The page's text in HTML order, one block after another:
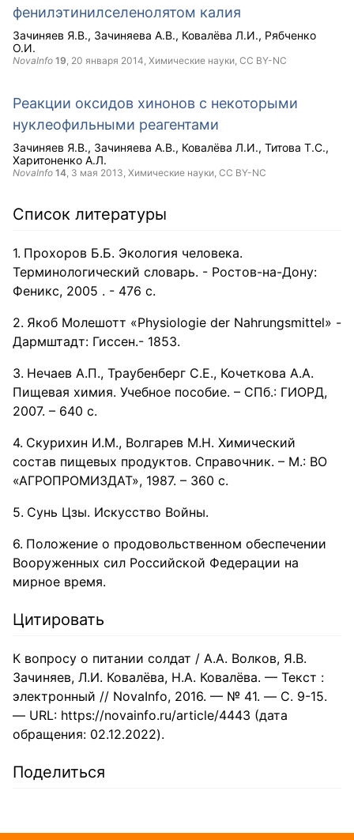
фенилэтинилселенолятом калия
Зачиняев Я.В. Зачиняева А.В. Ковалёва Л.И. Рябченко
О.И.
NovaInfo 19, 20 января 2014, Химические науки, CC BY-NC
Реакции оксидов хинонов с некоторыми
нуклеофильными реагентами
Зачиняев Я.В. Зачиняева А.В. Ковалёва Л.И. Титова Т.С.
Харитоненко А.Л.
NovaInfo 14, 3 мая 2013, Химические науки, CC BY-NC
Список литературы
Прохоров Б.Б. Экология человека.
Терминологический словарь. - Ростов-на-Дону:
Феникс, 2005 . - 476 с.
Якоб Молешотт «Physiologie der Nahrungsmittel» -
Дармштадт: Гиссен.- 1853.
Нечаев А.П., Траубенберг С.Е., Кочеткова А.А.
Пищевая химия. Учебное пособие. – СПб.: ГИОРД,
2007. – 640 с.
Скурихин И.М., Волгарев М.Н. Химический
состав пищевых продуктов. Справочник. – М.: ВО
«АГРОПРОМИЗДАТ», 1987. – 360 с.
Сунь Цзы. Искусство Войны.
Положение о продовольственном обеспечении
Вооруженных сил Российской Федерации на
мирное время.
Цитировать
К вопросу о питании солдат / А.А. Волков, Я.В.
Зачиняев, Л.И. Ковалёва, Н.А. Ковалёва. — Текст :
электронный // NovaInfo, 2016. — № 41. — С. 9-15.
— URL: https://novainfo.ru/article/4443 (дата
обращения: 02.12.2022).
Поделиться